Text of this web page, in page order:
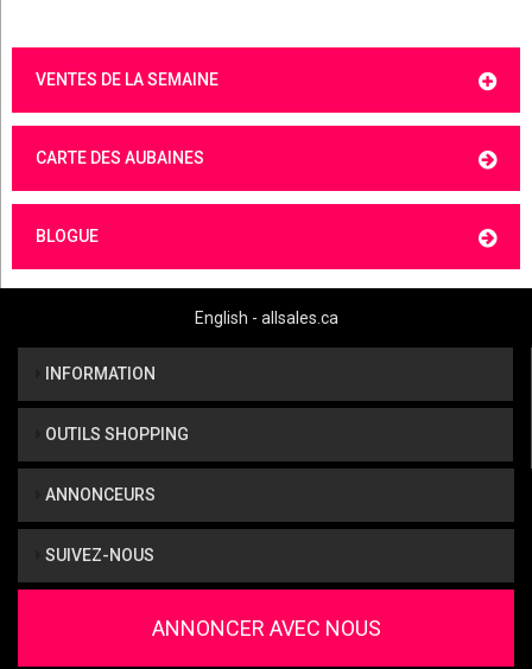
VENTES DE LA SEMAINE
CARTE DES AUBAINES
BLOGUE
English - allsales.ca
INFORMATION
OUTILS SHOPPING
ANNONCEURS
SUIVEZ-NOUS
ANNONCER AVEC NOUS